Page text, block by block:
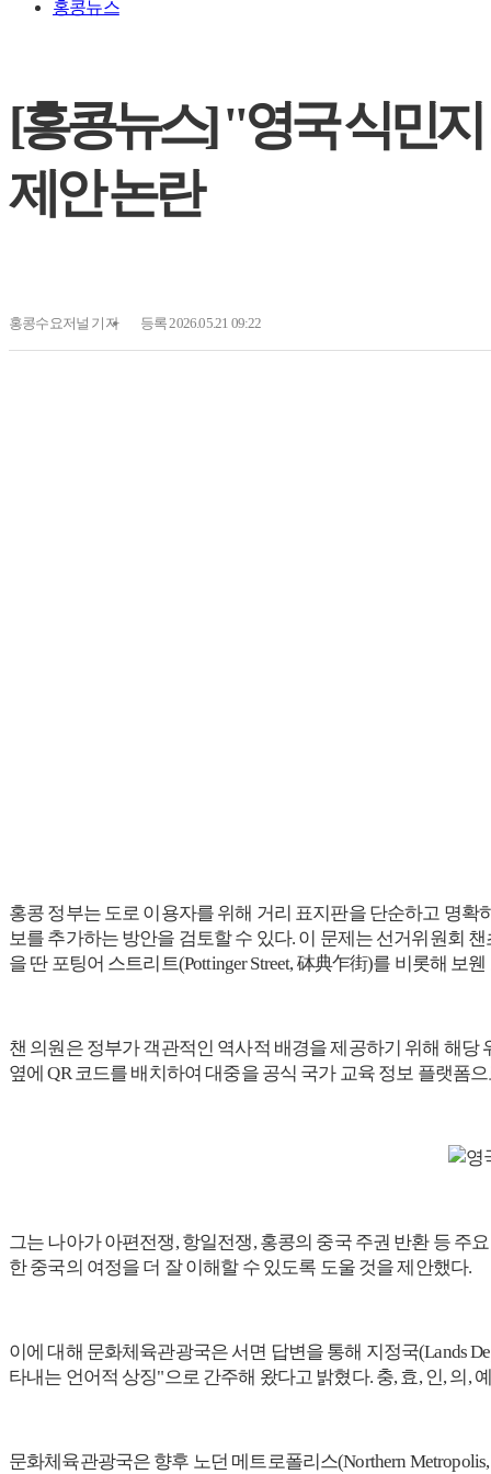
홍콩뉴스
[홍콩뉴스] "영국 식민
제안 논란
홍콩수요저널 기자 등록 2026.05.21 09:22
홍콩 정부는 도로 이용자를 위해 거리 표지판을 단순하고 명
보를 추가하는 방안을 검토할 수 있다. 이 문제는 선거위원회
을 딴 포팅어 스트리트(Pottinger Street, 砵典乍街)를 비롯해 보
챈 의원은 정부가 객관적인 역사적 배경을 제공하기 위해 해
옆에 QR 코드를 배치하여 대중을 공식 국가 교육 정보 플랫폼
그는 나아가 아편전쟁, 항일전쟁, 홍콩의 중국 주권 반환 등 주
한 중국의 여정을 더 잘 이해할 수 있도록 도울 것을 제안했다.
이에 대해 문화체육관광국은 서면 답변을 통해 지정국(Lands
타내는 언어적 상징"으로 간주해 왔다고 밝혔다. 충, 효, 인, 의,
문화체육관광국은 향후 노던 메트로폴리스(Northern